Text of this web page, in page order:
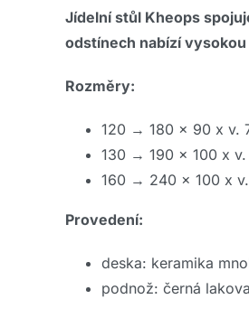
Jídelní stůl Kheops
odstínech nabízí
Rozměry:
120 → 180 x 90 x v.
130 → 190 x 100 x v.
160 → 240 x 100 x
Provedení:
deska: keramika
podnož: černá